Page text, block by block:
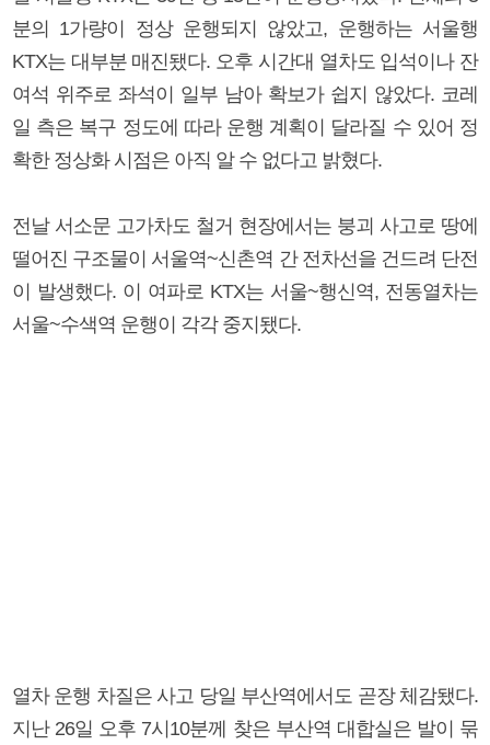
분의 1가량이 정상 운행되지 않았고, 운행하는 서울행
KTX는 대부분 매진됐다. 오후 시간대 열차도 입석이나 잔
여석 위주로 좌석이 일부 남아 확보가 쉽지 않았다. 코레
일 측은 복구 정도에 따라 운행 계획이 달라질 수 있어 정
확한 정상화 시점은 아직 알 수 없다고 밝혔다.
전날 서소문 고가차도 철거 현장에서는 붕괴 사고로 땅에
떨어진 구조물이 서울역~신촌역 간 전차선을 건드려 단전
이 발생했다. 이 여파로 KTX는 서울~행신역, 전동열차는
서울~수색역 운행이 각각 중지됐다.
열차 운행 차질은 사고 당일 부산역에서도 곧장 체감됐다.
지난 26일 오후 7시10분께 찾은 부산역 대합실은 발이 묶